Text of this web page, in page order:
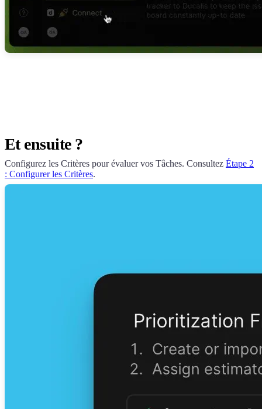
Et ensuite ?
Configurez les Critères pour évaluer vos Tâches. Consultez Étape 2
: Configurer les Critères.